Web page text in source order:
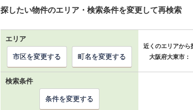
探したい物件のエリア・検索条件を変更して再検索
エリア
近くのエリアから
大阪府大東市：
市区を変更する 町名を変更する
検索条件
条件を変更する